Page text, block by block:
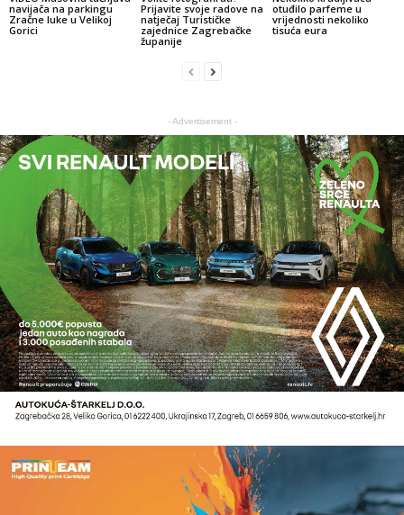
navijača na parkingu
Zračne luke u Velikoj
Gorici
Prijavite svoje radove na
natječaj Turističke
zajednice Zagrebačke
županije
otuđilo parfeme u
vrijednosti nekoliko
tisuća eura
- Advertisement -